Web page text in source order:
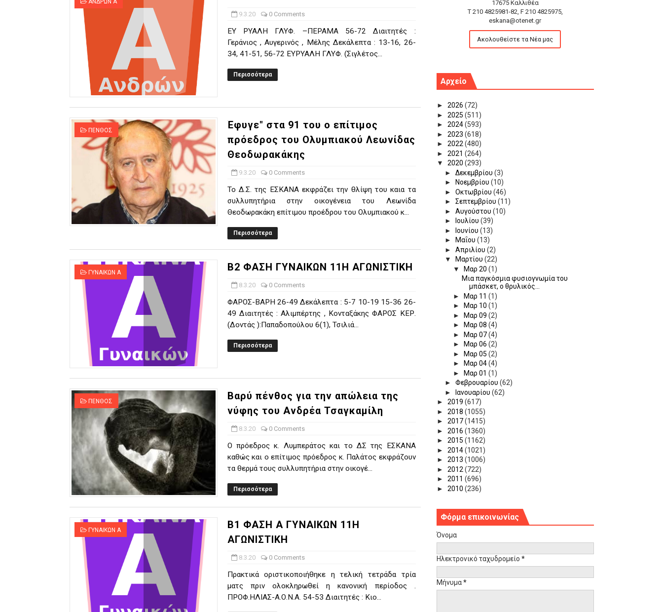
ΑΝΔΡΩΝ Α
9.3.20 0 Comments
EY ΡΥΑΛΗ ΓΛΥΦ. –ΠΕΡΑΜΑ 56-72 Διαιτητές :
Γεράνιος , Αυγερινός , Μέλης Δεκάλεπτα : 13-16, 26-
34, 41-51, 56-72 ΕΥΡΥΑΛΗ ΓΛΥΦ. (Σιγλέτος...
Περισσότερα
ΠΕΝΘΟΣ
Έφυγε" στα 91 του ο επίτιμος
πρόεδρος του Ολυμπιακού Λεωνίδας
Θεοδωρακάκης
9.3.20 0 Comments
Το Δ.Σ. της ΕΣΚΑΝΑ εκφράζει την θλίψη του καια τα
συλλυπητήρια στην οικογένεια του Λεωνίδα
Θεοδωρακάκη επίτιμου προέδρου του Ολυμπιακού κ...
Περισσότερα
ΓΥΝΑΙΚΩΝ Α Β2 ΦΑΣΗ ΓΥΝΑΙΚΩΝ 11Η ΑΓΩΝΙΣΤΙΚΗ
8.3.20 0 Comments
ΦAPOΣ-BAPH 26-49 Δεκάλεπτα : 5-7 10-19 15-36 26-
49 Διαιτητές : Αλιμπέρτης , Κονταξάκης ΦAPOΣ ΚΕΡ.
(Δοντάς ):Παπαδοπούλου 6(1), Τσιλιά...
Περισσότερα
ΠΕΝΘΟΣ
Βαρύ πένθος για την απώλεια της
νύφης του Ανδρέα Τσαγκαμίλη
8.3.20 0 Comments
Ο πρόεδρος κ. Λυμπεράτος και το ΔΣ της ΕΣΚΑΝΑ
καθώς και ο επίτιμος πρόεδρος κ. Παλάτος εκφράζουν
τα θερμά τους συλλυπητήρια στην οικογέ...
Περισσότερα
ΓΥΝΑΙΚΩΝ Α
Β1 ΦΑΣΗ Α ΓΥΝΑΙΚΩΝ 11Η
ΑΓΩΝΙΣΤΙΚΗ
8.3.20 0 Comments
Πρακτικά οριστικοποιήθηκε η τελική τετράδα τρία
ματς πριν ολοκληρωθεί η κανονική περίοδος .
ΠΡΟΦ.ΗΛΙΑΣ-Α.Ο.Ν.Α. 54-53 Διαιτητές : Κιο...
17675 Καλλιθέα
T 210 4825981-82, F 210 4825975,
eskana@otenet.gr
Ακολουθείστε τα Νέα μας
Αρχείο
► 2026 (72)
► 2025 (511)
► 2024(593)
► 2023 (618)
► 2022(480)
► 2021 (264)
▼ 2020 (293)
►Δεκεμβρίου(3)
► Νοεμβρίου(10)
►Οκτωβρίου(46)
►Σεπτεμβρίου(11)
►Αυγούστου(10)
►
Ιουλίου(39)
►
Ιουνίου(13)
► Μαΐου(13)
►Απριλίου(2)
▼ Μαρτίου(22)
▼
Μαρ 20(1)
Μια παγκόσμια φυσιογνωμία του
μπάσκετ, ο θρυλικός...
►
Μαρ 11(1)
►
Μαρ 10(1)
►
Μαρ 09(2)
►
Μαρ 08(4)
►
Μαρ 07(4)
►
Μαρ 06(2)
►
Μαρ 05(2)
►
Μαρ 04(4)
►
Μαρ 01(1)
►Φεβρουαρίου(62)
►
Ιανουαρίου(62)
► 2019 (617)
► 2018 (1055)
► 2017(1415)
► 2016 (1360)
► 2015 (1162)
► 2014(1021)
► 2013 (1006)
► 2012 (722)
► 2011 (696)
► 2010 (236)
Φόρμα επικοινωνίας
Όνομα
Ηλεκτρονικό ταχυδρομείο *
Μήνυμα*